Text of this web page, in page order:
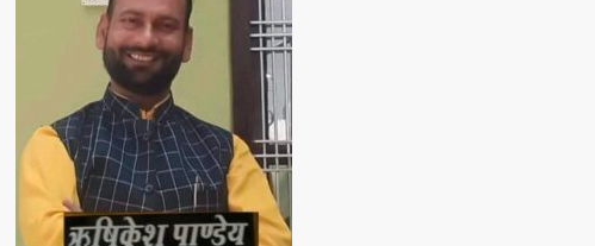
POLITICS
Malviya Nagar Fire
Incident: PM मोदी और CM
रेखा गुप्ता ने जताया दुख, PMO ने
JUNE 3, 2026
0COMMENTS